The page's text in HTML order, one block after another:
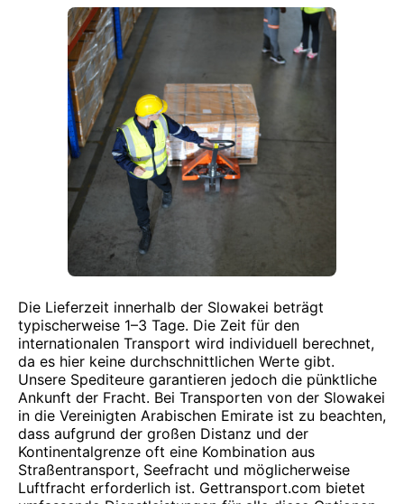
Die Lieferzeit innerhalb der Slowakei beträgt
typischerweise 1–3 Tage. Die Zeit für den
internationalen Transport wird individuell berechnet,
da es hier keine durchschnittlichen Werte gibt.
Unsere Spediteure garantieren jedoch die pünktliche
Ankunft der Fracht. Bei Transporten von der Slowakei
in die Vereinigten Arabischen Emirate ist zu beachten,
dass aufgrund der großen Distanz und der
Kontinentalgrenze oft eine Kombination aus
Straßentransport, Seefracht und möglicherweise
Luftfracht erforderlich ist. Gettransport.com bietet